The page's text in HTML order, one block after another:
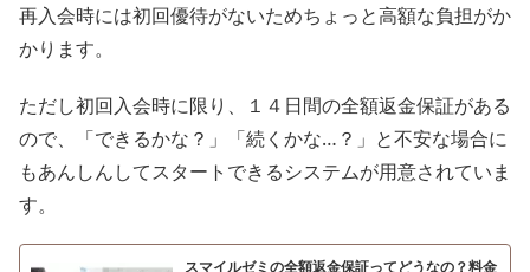
再入会時には初回優待がないためちょっと高額な負担がか
かります。
ただし初回入会時に限り、１４日間の全額返金保証がある
ので、「できるかな？」「続くかな…？」と不安な場合に
もあんしんしてスタートできるシステムが用意されていま
す。
スマイルゼミの全額返金保証ってどうなの？料金